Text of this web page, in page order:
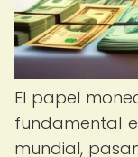
El papel
fundamental
mundial,